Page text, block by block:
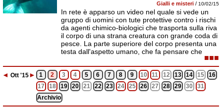
Gialli e misteri / 10/02/15
In rete è apparso un video nel quale si vede un
gruppo di uomini con tute protettive contro i rischi
da agenti chimico-biologici che trasporta sulla riva
il corpo di una strana creatura con grande coda di
pesce. La parte superiore del corpo presenta una
testa dall'aspetto umano, che fa pensare che
■■■
◄ Ott '15► 1 2 3 4 5 6 7 8 9 10 11 12 13 14 15
16
17
18 19 20 21 22 23 24 25 26 27 28 29 30
31
Archivio